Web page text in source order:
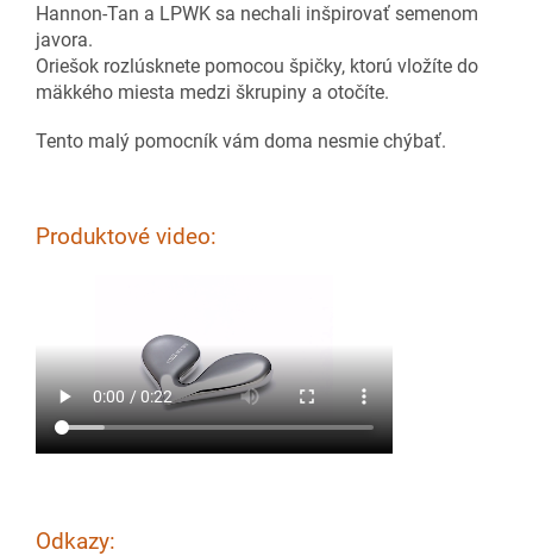
Hannon-Tan a LPWK sa nechali inšpirovať semenom
javora.
Oriešok rozlúsknete pomocou špičky, ktorú vložíte do
mäkkého miesta medzi škrupiny a otočíte.
Tento malý pomocník vám doma nesmie chýbať.
Produktové video:
Odkazy: